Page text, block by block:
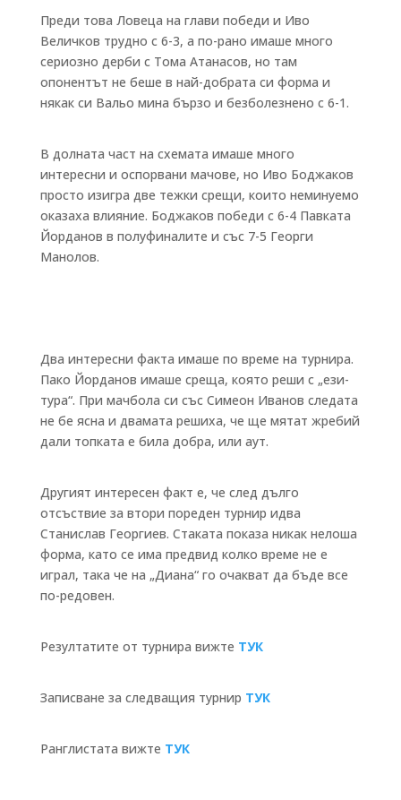
Преди това Ловеца на глави победи и Иво
Величков трудно с 6-3, а по-рано имаше много
сериозно дерби с Тома Атанасов, но там
опонентът не беше в най-добрата си форма и
някак си Вальо мина бързо и безболезнено с 6-1.
В долната част на схемата имаше много
интересни и оспорвани мачове, но Иво Боджаков
просто изигра две тежки срещи, които неминуемо
оказаха влияние. Боджаков победи с 6-4 Павката
Йорданов в полуфиналите и със 7-5 Георги
Манолов.
Два интересни факта имаше по време на турнира.
Пако Йорданов имаше среща, която реши с „ези-
тура“. При мачбола си със Симеон Иванов следата
не бе ясна и двамата решиха, че ще мятат жребий
дали топката е била добра, или аут.
Другият интересен факт е, че след дълго
отсъствие за втори пореден турнир идва
Станислав Георгиев. Стаката показа никак нелоша
форма, като се има предвид колко време не е
играл, така че на „Диана“ го очакват да бъде все
по-редовен.
Резултатите от турнира вижте ТУК
Записване за следващия турнир ТУК
Ранглистата вижте ТУК